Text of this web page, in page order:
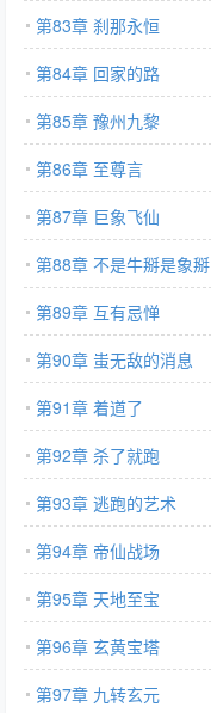
第83章 刹那永恒
第84章 回家的路
第85章 豫州九黎
第86章 至尊言
第87章 巨象飞仙
第88章 不是牛掰是象掰
第89章 互有忌惮
第90章 蚩无敌的消息
第91章 着道了
第92章 杀了就跑
第93章 逃跑的艺术
第94章 帝仙战场
第95章 天地至宝
第96章 玄黄宝塔
第97章 九转玄元